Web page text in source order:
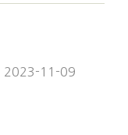
2023-11-09